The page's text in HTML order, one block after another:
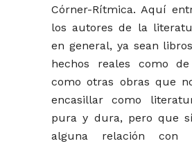
Córner-Rítmica. Aquí
los autores de la
en general, ya sean
hechos reales como
como otras obras que
encasillar como
pura y dura, pero que
alguna relación con